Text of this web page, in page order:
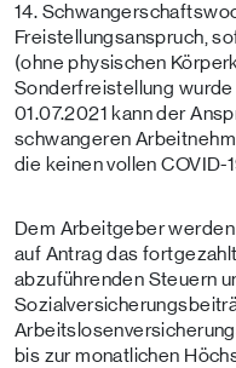
14.
Freistellungsanspruch,
(ohne physischen
Sonderfreistellung
01.07.2021 kann der
schwangeren
die keinen vollen
Dem Arbeitgeber
auf Antrag das
abzuführenden Steuern
bis zur monatlichen